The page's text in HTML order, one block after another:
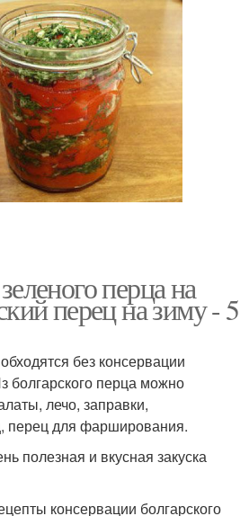
перца на
перец на зиму - 5
без консервации
болгарского перца можно
лечо, заправки,
перец для фарширования.
полезная и вкусная закуска
консервации болгарского